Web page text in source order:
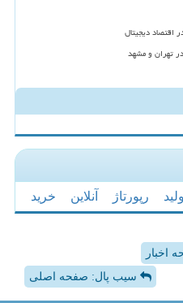
اقتصاد دیجیتال
تهران و مشهد
رپورتاژ آنلاین خرید
اخبار
سیب پال: صفحه اصلی